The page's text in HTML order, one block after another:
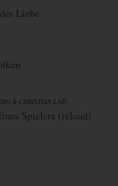
Liebe
& CHRISTIAN LAIS
Spielers (reload)